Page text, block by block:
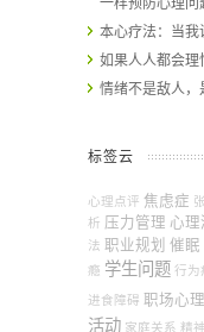
本心疗法：当我
如果人人都会
情绪不是敌人
标签云
心理点评 焦虑症
析 压力管理 心
法 职业规划 催眠
瘾 学生问题 行为
进食障碍 职场心理
活动 家庭关系 精